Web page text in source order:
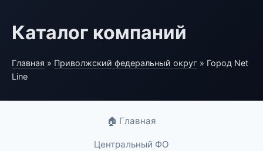
Каталог компаний
Главная » Приволжский федеральный округ » Город Net
Line
🏠 Главная
Центральный ФО